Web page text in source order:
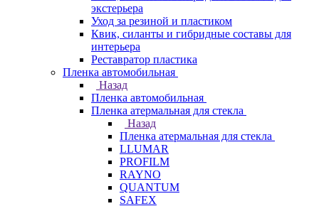
экстерьера
Уход за резиной и пластиком
Квик, силанты и гибридные составы для
интерьера
Реставратор пластика
Пленка автомобильная
Назад
Пленка автомобильная
Пленка атермальная для стекла
Назад
Пленка атермальная для стекла
LLUMAR
PROFILM
RAYNO
QUANTUM
SAFEX